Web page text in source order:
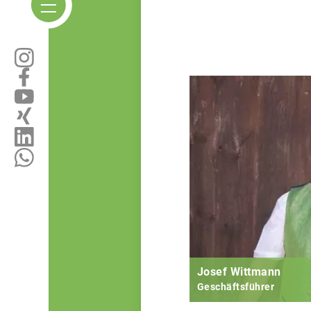
Josef Wittmann
Geschäftsführer